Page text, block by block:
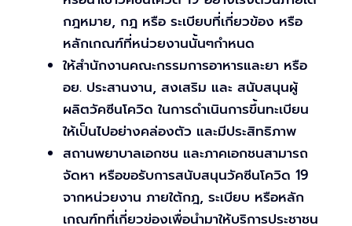
กฎหมาย, กฎ หรือ ระเบียบที่เกี่ยวข้อง หรือ
หลักเกณฑ์ที่หน่วยงานนั้นๆกำหนด
ให้สำนักงานคณะกรรมการอาหารและยา หรือ
อย. ประสานงาน, สงเสริม และ สนับสนุนผู้
ผลิตวัคซีนโควิด ในการดำเนินการขึ้นทะเบียน
ให้เป็นไปอย่างคล่องตัว และมีประสิทธิภาพ
สถานพยาบาลเอกชน และภาคเอกชนสามารถ
จัดหา หรือขอรับการสนับสนุนวัคซีนโควิด 19
จากหน่วยงาน ภายใต้กฎ, ระเบียบ หรือหลัก
เกณฑ์ทที่เกี่ยวข่องเพื่อนำมาให้บริการประชาชน